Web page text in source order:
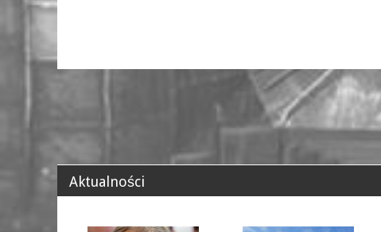
Aktualności